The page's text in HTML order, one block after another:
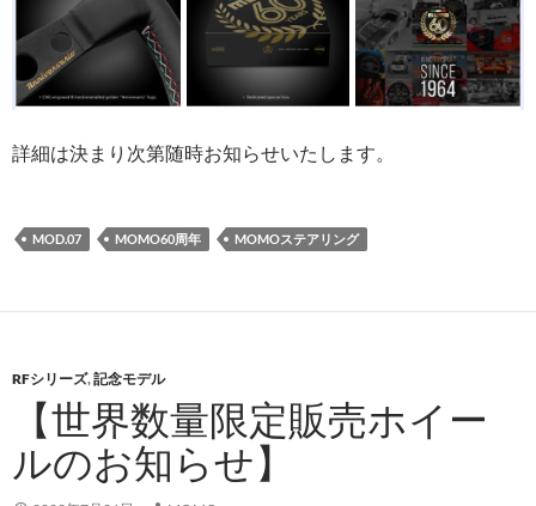
詳細は決まり次第随時お知らせいたします。
MOD.07 MOMO60周年 MOMOステアリング
RFシリーズ,記念モデル
【世界数量限定販売ホイー
ルのお知らせ】